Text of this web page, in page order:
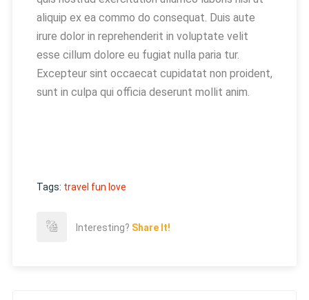
aliquip ex ea commo do consequat. Duis aute
irure dolor in reprehenderit in voluptate velit
esse cillum dolore eu fugiat nulla paria tur.
Excepteur sint occaecat cupidatat non proident,
sunt in culpa qui officia deserunt mollit anim.
Tags: travel fun love
Interesting? Share It!